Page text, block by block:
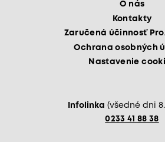
O nás
Kontakty
Zaručená účinnosť
Ochrana osobných
Nastavenie
Infolinka (všedné dni
0233 41 88 38